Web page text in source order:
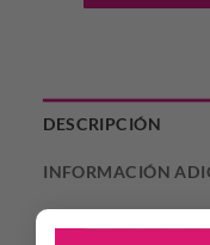
DESCRIPCIÓN
INFORMACIÓN
Dieciocho Glossy